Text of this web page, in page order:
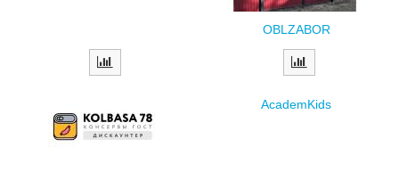
OBLZABOR
AcademKids